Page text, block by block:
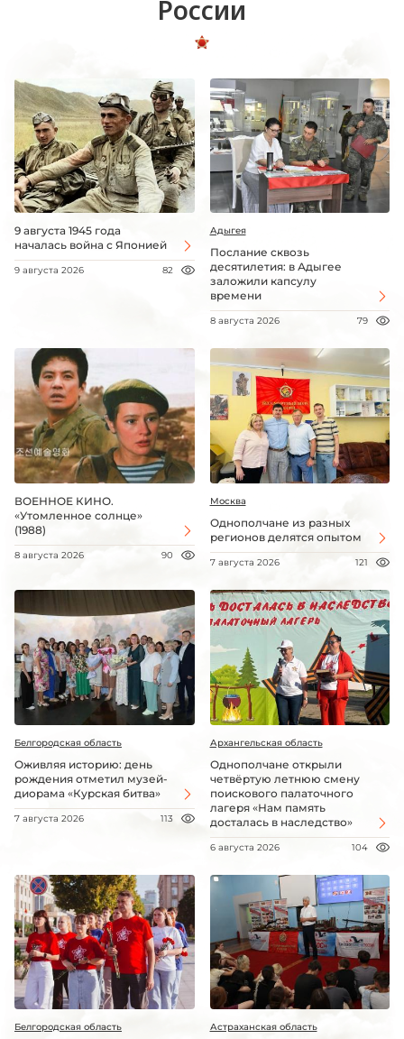
России
9 августа 1945 года
началась война с Японией
9 августа 2026 82
Адыгея
Послание сквозь
десятилетия: в Адыгее
заложили капсулу
времени
8 августа 2026 79
ВОЕННОЕ КИНО.
«Утомленное солнце»
(1988)
8 августа 2026 90
Москва
Однополчане из разных
регионов делятся опытом
7 августа 2026 121
Белгородская область
Оживляя историю: день
рождения отметил музей-
диорама «Курская битва»
7 августа 2026 113
Архангельская область
Однополчане открыли
четвёртую летнюю смену
поискового палаточного
лагеря «Нам память
досталась в наследство»
6 августа 2026 104
Белгородская область Астраханская область